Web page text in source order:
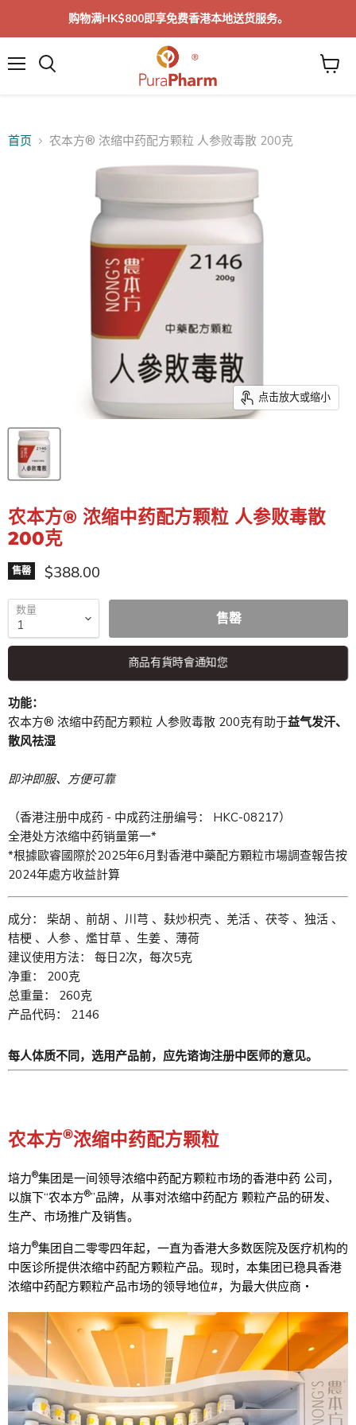
购物满HK$800即享免费香港本地送货服务。
首页 农本方® 浓缩中药配方颗粒 人参败毒散 200克
点击放大或缩小
农本方® 浓缩中药配方颗粒 人参败毒散
200克
售罄 特价
$388.00
数量 售罄
商品有貨時會通知您
功能：
农本方® 浓缩中药配方颗粒 人参败毒散 200克有助于益气发汗、
散风祛湿
即沖即服、方便可靠
（香港注册中成药 - 中成药注册编号： HKC-08217）
全港处方浓缩中药销量第一*
*根據歐睿國際於2025年6月對香港中藥配方顆粒市場調查報告按
2024年處方收益計算
成分： 柴胡 、前胡 、川芎 、麸炒枳壳 、羌活 、茯苓 、独活 、
桔梗 、人参 、爁甘草 、生姜 、薄荷
建议使用方法： 每日2次，每次5克
净重： 200克
总重量： 260克
产品代码： 2146
每人体质不同，选用产品前，应先谘询注册中医师的意见。
农本方®浓缩中药配方颗粒
培力®集团是一间领导浓缩中药配方颗粒市场的香港中药 公司，
以旗下“农本方®”品牌，从事对浓缩中药配方 颗粒产品的研发、
生产、市场推广及销售。
培力®集团自二零零四年起，一直为香港大多数医院及医疗机构的
中医诊所提供浓缩中药配方颗粒产品。现时，本集团已稳具香港
浓缩中药配方颗粒产品市场的领导地位#，为最大供应商‧